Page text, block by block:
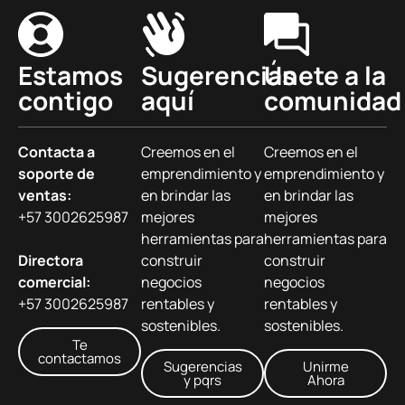
Estamos
contigo
Contacta a
soporte de
ventas:
+57 3002625987
Directora
comercial:
+57 3002625987
Te
contactamos
Sugerencias
aquí
Creemos en el
emprendimiento y
en brindar las
mejores
herramientas para
construir
negocios
rentables y
sostenibles.
Sugerencias
y pqrs
Únete a la
comunidad
Creemos en el
emprendimiento y
en brindar las
mejores
herramientas para
construir
negocios
rentables y
sostenibles.
Unirme
Ahora